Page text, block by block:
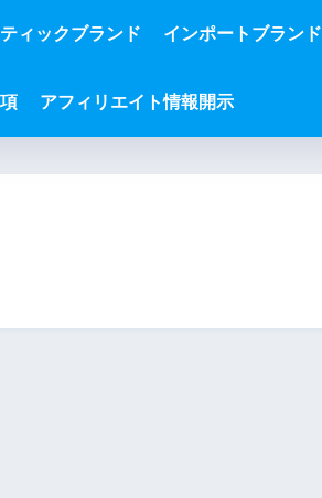
ティックブランド インポートブランド
アフィリエイト情報開示